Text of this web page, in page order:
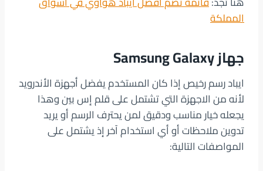
المملكة
جهاز Samsung Galaxy
ايباد رسم رخيص إذا كان المستخدم يفضل أجهزة الأندرويد
لأنه من الاجهزة التي تشتمل على قلم إس بين وهذا
يجعله خيار مناسب ودقيق لمن يحترف الرسم أو يريد
تدوين ملاحظات أو أي استخدام آخر إذ يشتمل على
المواصفات التالية: